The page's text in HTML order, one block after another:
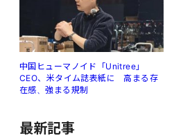
中国ヒューマノイド「Unitree」
CEO、米タイム誌表紙に 高まる存
在感、強まる規制
最新記事